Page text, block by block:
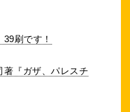
39刷です！
著『ガザ、パレスチ